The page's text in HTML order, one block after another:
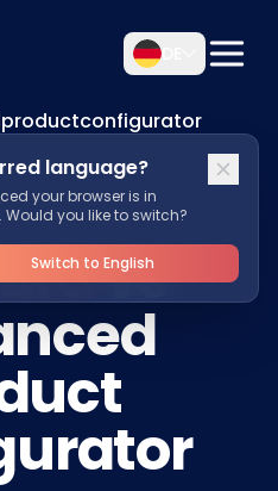
language?
your browser is in
Would you like to switch?
Switch to English
vs